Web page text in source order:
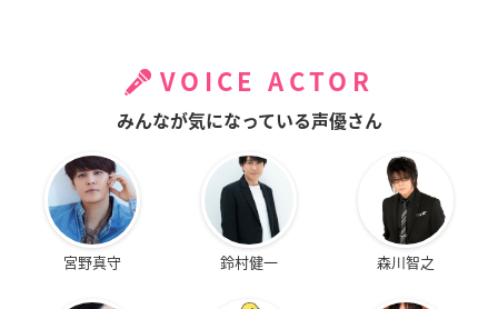
VOICE ACTOR
みんなが気になっている声優さん
宮野真守 鈴村健一 森川智之